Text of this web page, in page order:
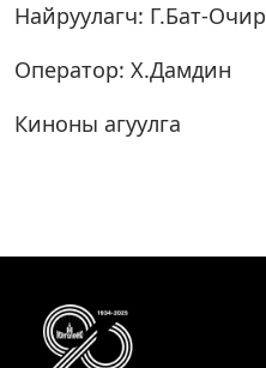
Найруулагч: Г.Бат-Очир
Оператор: Х.Дамдин
Киноны агуулга